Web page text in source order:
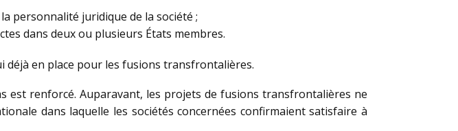
personnalité juridique de la société ;
dans deux ou plusieurs États membres.
déjà en place pour les fusions transfrontalières.
est renforcé. Auparavant, les projets de fusions transfrontalières ne
dans laquelle les sociétés concernées confirmaient satisfaire à